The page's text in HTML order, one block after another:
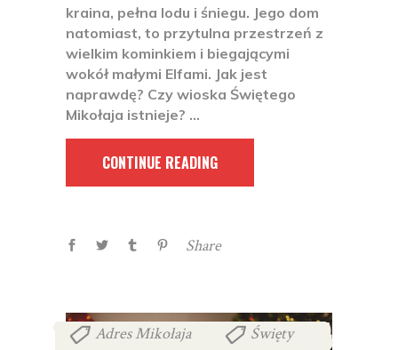
kraina, pełna lodu i śniegu. Jego dom
natomiast, to przytulna przestrzeń z
wielkim kominkiem i biegającymi
wokół małymi Elfami. Jak jest
naprawdę? Czy wioska Świętego
Mikołaja istnieje?
CONTINUE READING
Share
Adres Mikołaja
Święty